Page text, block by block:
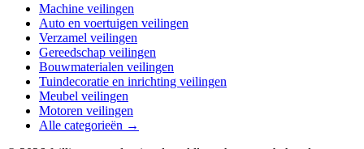
Machine veilingen
Auto en voertuigen veilingen
Verzamel veilingen
Gereedschap veilingen
Bouwmaterialen veilingen
Tuindecoratie en inrichting veilingen
Meubel veilingen
Motoren veilingen
Alle categorieën →